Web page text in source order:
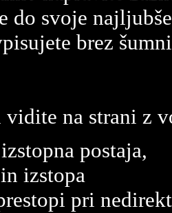
do svoje
brez
na strani z
postaja,
izstopa
pri